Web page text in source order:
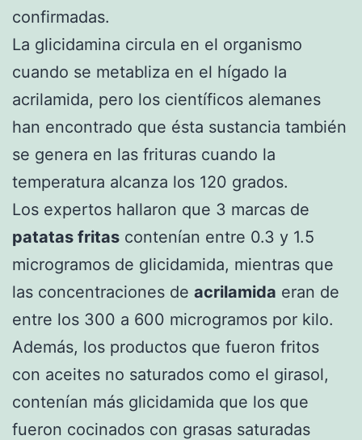
confirmadas.
La glicidamina circula en el organismo
cuando se metabliza en el hígado la
acrilamida, pero los científicos alemanes
han encontrado que ésta sustancia también
se genera en las frituras cuando la
temperatura alcanza los 120 grados.
Los expertos hallaron que 3 marcas de
patatas fritas contenían entre 0.3 y 1.5
microgramos de glicidamida, mientras que
las concentraciones de acrilamida eran de
entre los 300 a 600 microgramos por kilo.
Además, los productos que fueron fritos
con aceites no saturados como el girasol,
contenían más glicidamida que los que
fueron cocinados con grasas saturadas